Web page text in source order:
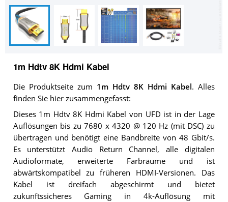
1m Hdtv 8K Hdmi Kabel
Die Produktseite zum 1m Hdtv 8K Hdmi Kabel. Alles
finden Sie hier zusammengefasst:
Dieses 1m Hdtv 8K Hdmi Kabel von UFD ist in der Lage
Auflösungen bis zu 7680 x 4320 @ 120 Hz (mit DSC) zu
übertragen und benötigt eine Bandbreite von 48 Gbit/s.
Es unterstützt Audio Return Channel, alle digitalen
Audioformate, erweiterte Farbräume und ist
abwärtskompatibel zu früheren HDMI-Versionen. Das
Kabel ist dreifach abgeschirmt und bietet
zukunftssicheres Gaming in 4k-Auflösung mit